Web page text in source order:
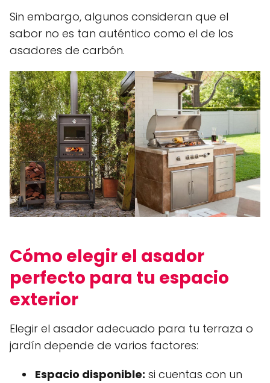
Sin embargo, algunos consideran que el
sabor no es tan auténtico como el de los
asadores de carbón.
Cómo elegir el asador
perfecto para tu espacio
exterior
Elegir el asador adecuado para tu terraza o
jardín depende de varios factores:
Espacio disponible: si cuentas con un